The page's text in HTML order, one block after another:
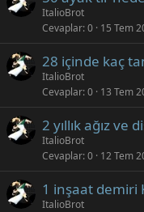
ItalioBrot
Cevaplar 0 15 Tem
28 içinde kaç
ItalioBrot
Cevaplar 0 13 Tem
2 yıllık ağız ve
ItalioBrot
Cevaplar 0 12 Tem
1 inşaat demiri
ItalioBrot